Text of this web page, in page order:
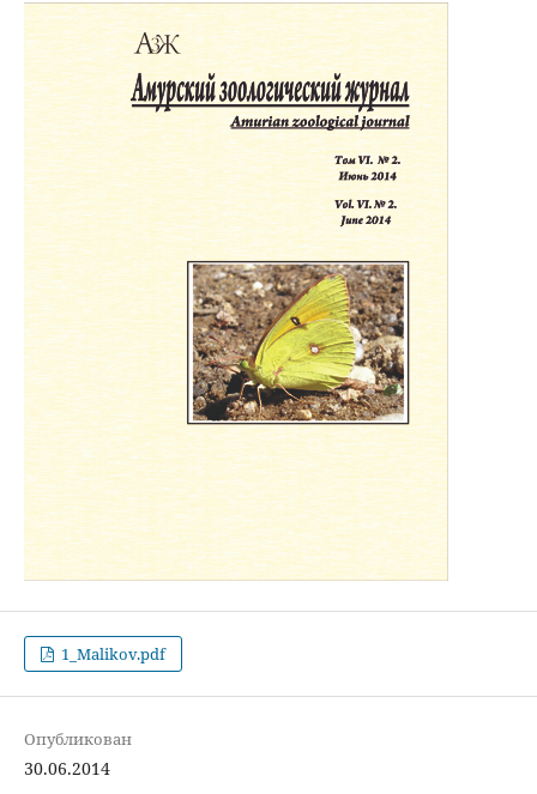
1_Malikov.pdf
Опубликован
30.06.2014